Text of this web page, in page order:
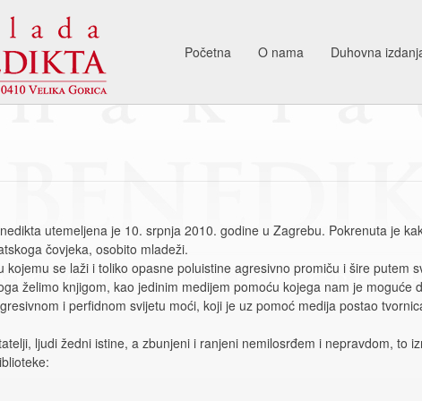
Početna O nama Duhovna
utemeljena je 10. srpnja 2010. godine u Zagrebu. Pokrenuta je
čovjeka, osobito mladeži.
kojemu se laži i toliko opasne poluistine agresivno promiču i šire
želimo knjigom, kao jedinim medijem pomoću kojega nam je moguće
i perfidnom svijetu moći, koji je uz pomoć medija postao
ljudi žedni istine, a zbunjeni i ranjeni nemilosrđem i nepravdom, to